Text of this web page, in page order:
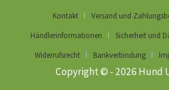
Kontakt
Versand und
Händlerinformationen
Sicherheit und
Widerrufsrecht
Bankverbindung
Copyright © - 2026 Hund